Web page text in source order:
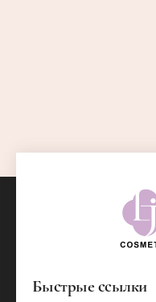
Быстрые ссылки